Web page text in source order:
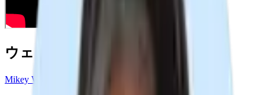
ウェビナー登壇者の紹介
Mikey Weil（フォロワー31K）